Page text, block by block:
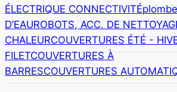
ÉLECTRIQUE CONNECTIVITÉ
D’EAUROBOTS, ACC. DE
CHALEURCOUVERTURES ÉTÉ -
FILETCOUVERTURES À
BARRESCOUVERTURES